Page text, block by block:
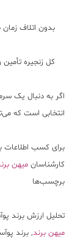
بدون اتلاف زمان
کل زنجیره تأمین
اگر به دنبال یک
انتخابی است که
برای کسب اطلاعات
کارشناسان میهن
برچسب‌ها
تحلیل ارزش برند
میهن برند, برند پوآسون, طبقه